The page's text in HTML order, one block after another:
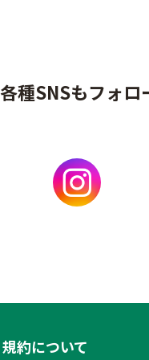
各種SNSもフォ
規約について